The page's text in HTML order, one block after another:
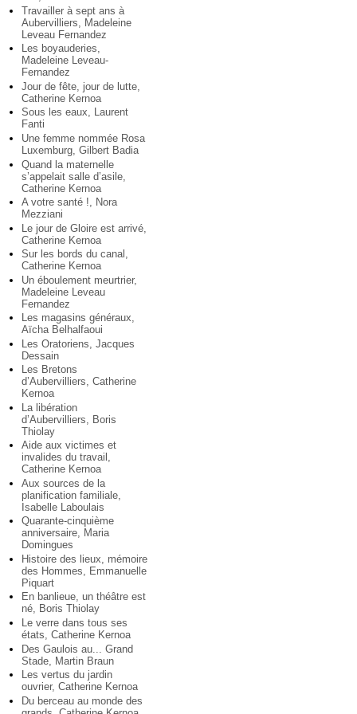
Travailler à sept ans à
Aubervilliers, Madeleine
Leveau Fernandez
Les boyauderies,
Madeleine Leveau-
Fernandez
Jour de fête, jour de lutte,
Catherine Kernoa
Sous les eaux, Laurent
Fanti
Une femme nommée Rosa
Luxemburg, Gilbert Badia
Quand la maternelle
s’appelait salle d’asile,
Catherine Kernoa
A votre santé !, Nora
Mezziani
Le jour de Gloire est arrivé,
Catherine Kernoa
Sur les bords du canal,
Catherine Kernoa
Un éboulement meurtrier,
Madeleine Leveau
Fernandez
Les magasins généraux,
Aïcha Belhalfaoui
Les Oratoriens, Jacques
Dessain
Les Bretons
d’Aubervilliers, Catherine
Kernoa
La libération
d’Aubervilliers, Boris
Thiolay
Aide aux victimes et
invalides du travail,
Catherine Kernoa
Aux sources de la
planification familiale,
Isabelle Laboulais
Quarante-cinquième
anniversaire, Maria
Domingues
Histoire des lieux, mémoire
des Hommes, Emmanuelle
Piquart
En banlieue, un théâtre est
né, Boris Thiolay
Le verre dans tous ses
états, Catherine Kernoa
Des Gaulois au... Grand
Stade, Martin Braun
Les vertus du jardin
ouvrier, Catherine Kernoa
Du berceau au monde des